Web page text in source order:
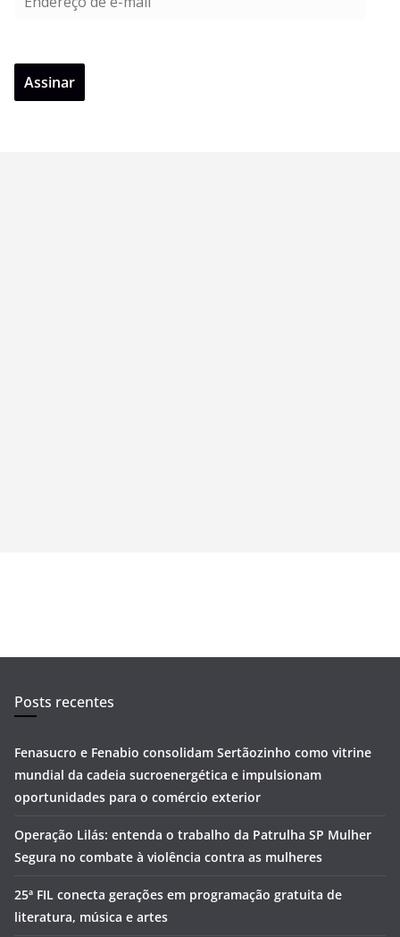
e
e
Assinar
Posts recentes
Fenasucro e Fenabio consolidam Sertãozinho como vitrine
mundial da cadeia sucroenergética e impulsionam
oportunidades para o comércio exterior
Operação Lilás: entenda o trabalho da Patrulha SP Mulher
Segura no combate à violência contra as mulheres
25ª FIL conecta gerações em programação gratuita de
literatura, música e artes